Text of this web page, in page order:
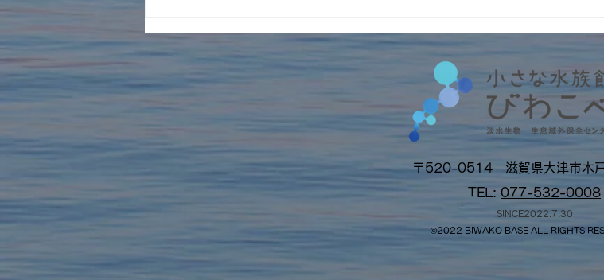
キ育成塾にてみんなで水族館
No.6 筑波大学・フランス人
留学生アルノー君
〒520-0514 滋賀県大津市木
TEL: 077-532-0008
SINCE2022.7.30
©2022 BI WAKO BASE ALL RIGHTS